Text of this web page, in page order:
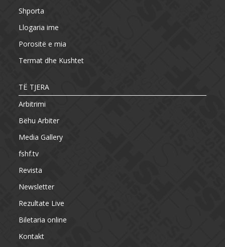
Shporta
Llogaria ime
Porositë e mia
Termat dhe Kushtet
TË TJERA
Arbitrimi
Bëhu Arbiter
Media Gallery
fshf.tv
Revista
Newsletter
Rezultate Live
Biletaria online
Kontakt